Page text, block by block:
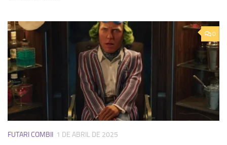
0
FUTARI COMBII 1 DE ABRIL DE 2025